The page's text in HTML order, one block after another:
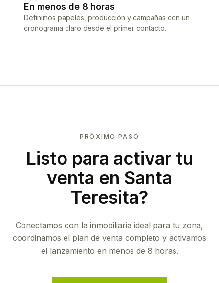
En menos de 8 horas
Definimos papeles, producción y campañas con un
cronograma claro desde el primer contacto.
PRÓXIMO PASO
Listo para activar tu
venta en Santa
Teresita?
Conectamos con la inmobiliaria ideal para tu zona,
coordinamos el plan de venta completo y activamos
el lanzamiento en menos de 8 horas.